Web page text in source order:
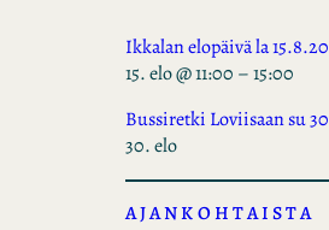
Ikkalan elopäivä la
15. elo @ 11:00 –15:00
Bussiretki Loviisaan su
30. elo
AJANKOHTAISTA